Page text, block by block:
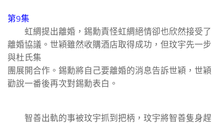
第9集
虹綢提出離婚，錫勳責怪虹綢絕情卻也欣然接受了
離婚協議。世穎雖然收購酒店取得成功，但玟宇先一步
與杜氏集
團展開合作。錫勳將自己要離婚的消息告訴世穎，世穎
勸說一番後再次對錫勳表白。
智善出軌的事被玟宇抓到把柄，玟宇將智善隻身趕